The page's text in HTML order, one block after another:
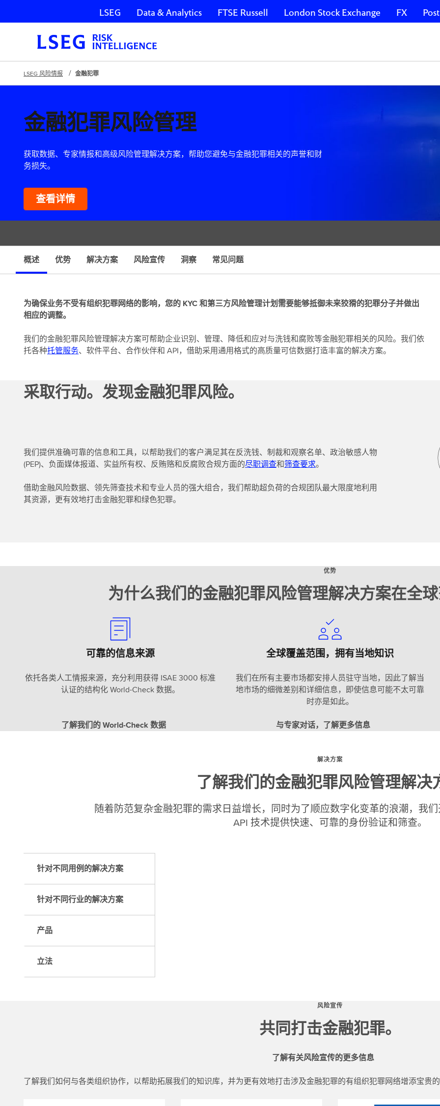
跳过导航
LSEG Data & Analytics FTSE Russell London Stock Exchange FX
LSEG 风险情报 金融犯罪
金融犯罪风险管理
获取数据、专家情报和高级风险管理解决方案，帮助您避免与金融犯罪相关的声誉和财
务损失。
查看详情
概述 优势 解决方案 风险宣传 洞察 常见问题
为确保业务不受有组织犯罪网络的影响，您的 KYC 和第三方风险管理计划需要能够抵御未来狡猾的犯罪分子并做出
相应的调整。
我们的金融犯罪风险管理解决方案可帮助企业识别、管理、降低和应对与洗钱和腐败等金融犯罪相关的风险。我们依
托各种托管服务、软件平台、合作伙伴和 API，借助采用通用格式的高质量可信数据打造丰富的解决方案。
采取行动。发现金融犯罪风险。
我们提供准确可靠的信息和工具，以帮助我们的客户满足其在反洗钱、制裁和观察名单、政治敏感人物
(PEP)、负面媒体报道、实益所有权、反贿赂和反腐败合规方面的尽职调查和筛查要求。
借助‌‌金融风险数据‌‌、‌‌领先筛查技术‌‌和‌‌专业人员‌‌的强大组合，我们帮助超负荷的合规团队最大限度地利用
其资源，更有效地打击金融犯罪和‌‌绿色犯罪‌‌。
优势
为什么我们的金融犯罪风险管理解决方案在全
可靠的信息来源
依托各类人工情报来源，充分利用获得 ISAE 3000 标准
认证的结构化 World-Check 数据。
了解我们的 World-Check 数据
全球覆盖范围，拥有当地知识
我们在所有主要市场都安排人员驻守当地，因此了解当
地市场的细微差别和详细信息，即使信息可能不太可靠
时亦是如此。
与专家对话，了解更多信息
解决方案
了解我们的金融犯罪风险管理解决
随着防范复杂金融犯罪的需求日益增长，同时为了顺应数字化变革的浪潮，我
API 技术提供快速、可靠的身份验证和筛查。
针对不同用例的解决方案
针对不同行业的解决方案
产品
立法
风险宣传
共同打击金融犯罪。
了解有关风险宣传的更多信息
了解我们如何与各类组织协作，以帮助拓展我们的知识库，并为更有效地打击涉及金融犯罪的有组织犯罪网络增添宝贵